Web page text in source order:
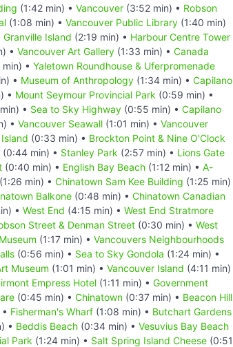
(1:42 min) • Vancouver (3:52 min) • Robson
(1:08 min) • Vancouver Public Library (1:40 min)
Granville Island (2:19 min) • Harbour Centre Tower
• Vancouver Art Gallery (1:33 min) • Canada
• Yaletown Roundhouse & Uferpromenade
• Museum of Anthropology (1:34 min) • Capilano
• Mount Seymour Provincial Park (0:59 min) •
• Sea to Sky Highway (0:55 min) • Capilano
• Vancouver Seawall (1:01 min) • Vancouver
(0:33 min) • Brockton Point & Nine O'Clock
(0:44 min) • Stanley Park (2:57 min) • Lions Gate
(0:40 min) • English Bay Beach (1:12 min) • A-
(1:26 min) • Chinatown Sam Kee Building (1:25 min)
Balkone (0:48 min) • Chinatown Canadian
• West End (4:15 min) • West End Stratmore
Street & Denman Street (0:30 min) • West
(1:17 min) • Vancouvers Neighbourhoods
(0:56 min) • Sea to Sky Gondola (1:24 min) •
Museum (1:01 min) • Vancouver Island (4:11 min)
Empress Hotel (1:11 min) • Government
(0:45 min) • Chinatown (0:37 min) • Beacon Hill
Fisherman's Wharf (1:08 min) • Butchart Gardens
• Beddis Beach (0:34 min) • Vesuvius Bay Beach
Park (1:24 min) • Salt Spring Island Cheese (0:51